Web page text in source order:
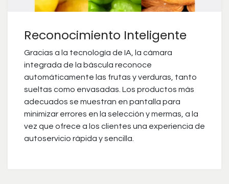
Reconocimiento Inteligente
Gracias a la tecnología de IA, la cámara
integrada de la báscula reconoce
automáticamente las frutas y verduras, tanto
sueltas como envasadas. Los productos más
adecuados se muestran en pantalla para
minimizar errores en la selección y mermas, a la
vez que ofrece a los clientes una experiencia de
autoservicio rápida y sencilla.